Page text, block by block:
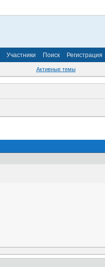
Участники Поиск Регистрация
Активные темы